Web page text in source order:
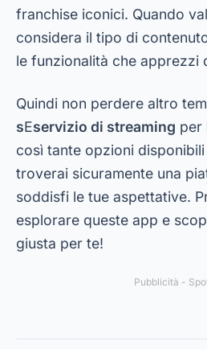
franchise iconici. Quando
considera il tipo di
le funzionalità che apprezzi
Quindi non perdere altro
sEservizio di streaming per
così tante opzioni disponibili
troverai sicuramente una
soddisfi le tue aspettative.
esplorare queste app e
giusta per te!
Pubblicità -